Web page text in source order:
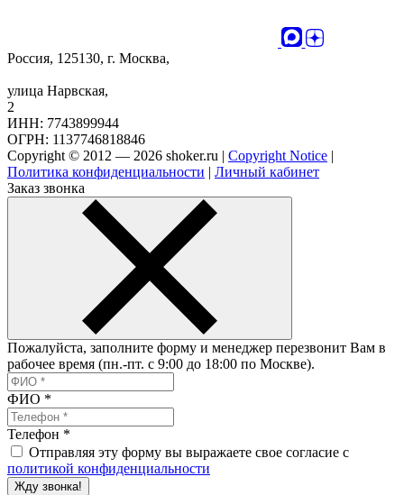
Россия, 125130, г. Москва,
улица Нарвская,
2
ИНН: 7743899944
ОГРН: 1137746818846
Copyright © 2012 — 2026 shoker.ru | Copyright Notice |
Политика конфиденциальности | Личный кабинет
Заказ звонка
Пожалуйста, заполните форму и менеджер перезвонит Вам в
рабочее время (пн.-пт. с 9:00 до 18:00 по Москве).
ФИО *
Телефон *
Отправляя эту форму вы выражаете свое согласие с
политикой конфиденциальности
Жду звонка!